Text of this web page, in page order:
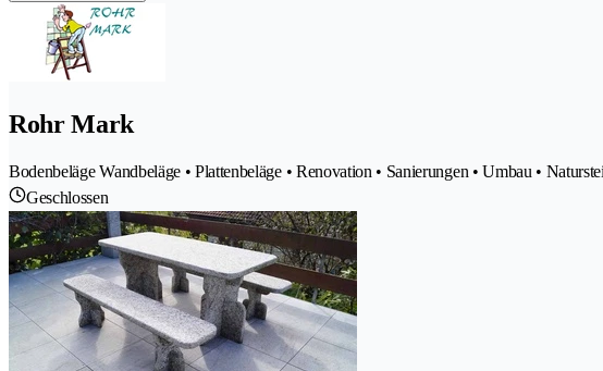
Rohr Mark
Bodenbeläge Wandbeläge • Plattenbeläge • Renovation • Sanierungen • Umbau •
Geschlossen